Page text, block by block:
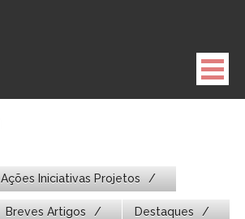
Ações Iniciativas Projetos
Breves Artigos Destaques